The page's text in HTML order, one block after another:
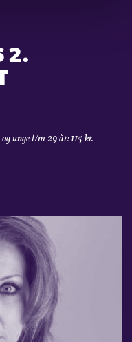
2.
unge t/m 29 år: 115 kr.